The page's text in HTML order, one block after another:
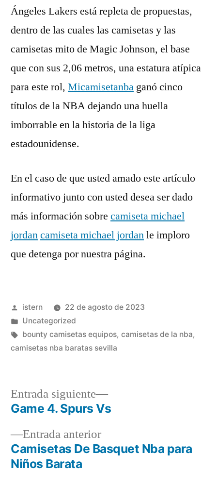
Ángeles Lakers está repleta de propuestas,
dentro de las cuales las camisetas y las
camisetas mito de Magic Johnson, el base
que con sus 2,06 metros, una estatura atípica
para este rol, Micamisetanba ganó cinco
títulos de la NBA dejando una huella
imborrable en la historia de la liga
estadounidense.
En el caso de que usted amado este artículo
informativo junto con usted desea ser dado
más información sobre camiseta michael
jordancamiseta michael jordanle imploro
que detenga por nuestra página.
Publicado
por
istern
22 de agosto de 2023
Publicado
en
Uncategorized
Etiquetas:
bounty camisetas equipos, camisetas de la nba,
camisetas nba baratas sevilla
Navegación
de
entradas
Entrada anteriorEntrada
anterior:
Camisetas De Basquet Nba para
Niños Barata
Entrada siguiente
Entrada
siguiente:
Game 4. Spurs Vs